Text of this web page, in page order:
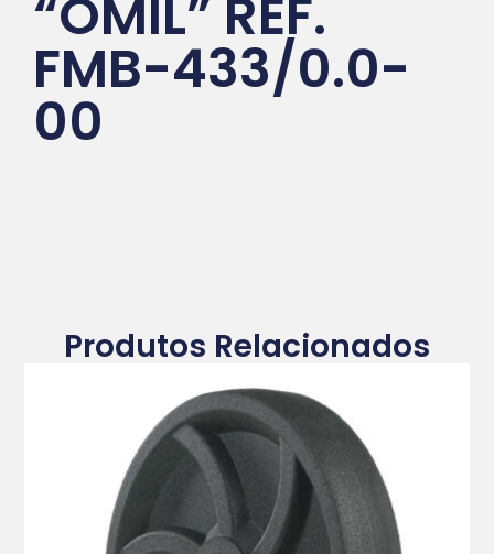
“OMIL” REF.
FMB-433/0.0-
00
Produtos Relacionados